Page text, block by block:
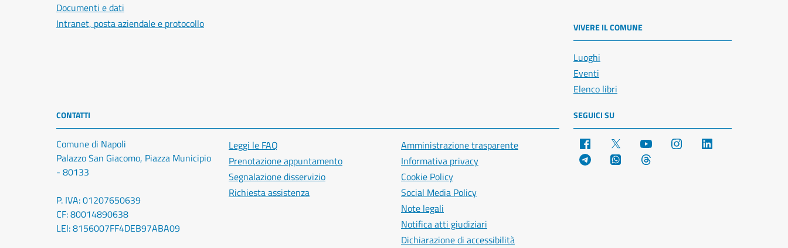
Documenti e dati
Intranet, posta aziendale e protocollo
VIVERE IL COMUNE
Luoghi
Eventi
Elenco libri
CONTATTI
Comune di Napoli
Palazzo San Giacomo, Piazza Municipio
- 80133
P. IVA: 01207650639
CF: 80014890638
LEI: 8156007FF4DEB97ABA09
Leggi le FAQ
Prenotazione appuntamento
Segnalazione disservizio
Richiesta assistenza
Amministrazione trasparente
Informativa privacy
Cookie Policy
Social Media Policy
Note legali
Notifica atti giudiziari
Dichiarazione di accessibilità
SEGUICI SU
Facebook YouTube Instagram
Telegram WhatsApp